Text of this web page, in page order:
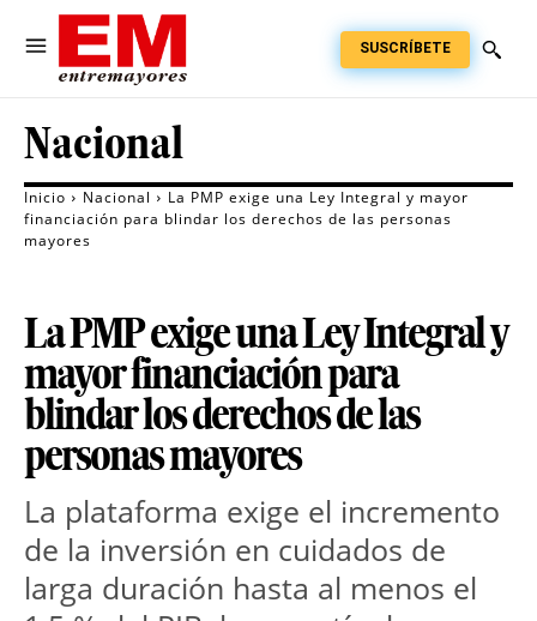
SUSCRÍBETE
Nacional
Inicio Nacional
La PMP exige una Ley Integral y mayor
financiación para blindar los derechos de las personas
mayores
La PMP exige una Ley Integral y
mayor financiación para
blindar los derechos de las
personas mayores
La plataforma exige el incremento
de la inversión en cuidados de
larga duración hasta al menos el